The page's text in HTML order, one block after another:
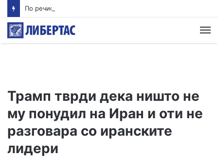
Трамп тврди дека ништо не
му понудил на Иран и оти не
разговара со иранските
лидери